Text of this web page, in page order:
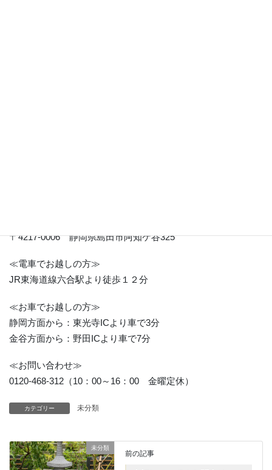
〒4217-0006 静岡県島田市阿知ケ谷325
≪電車でお越しの方≫
JR東海道線六合駅より徒歩１２分
≪お車でお越しの方≫
静岡方面から：東光寺ICより車で3分
金谷方面から：野田ICより車で7分
≪お問い合わせ≫
0120-468-312（10：00～16：00 金曜定休）
カテゴリー 未分類
未分類
前の記事